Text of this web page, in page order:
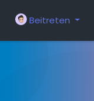
Beitreten